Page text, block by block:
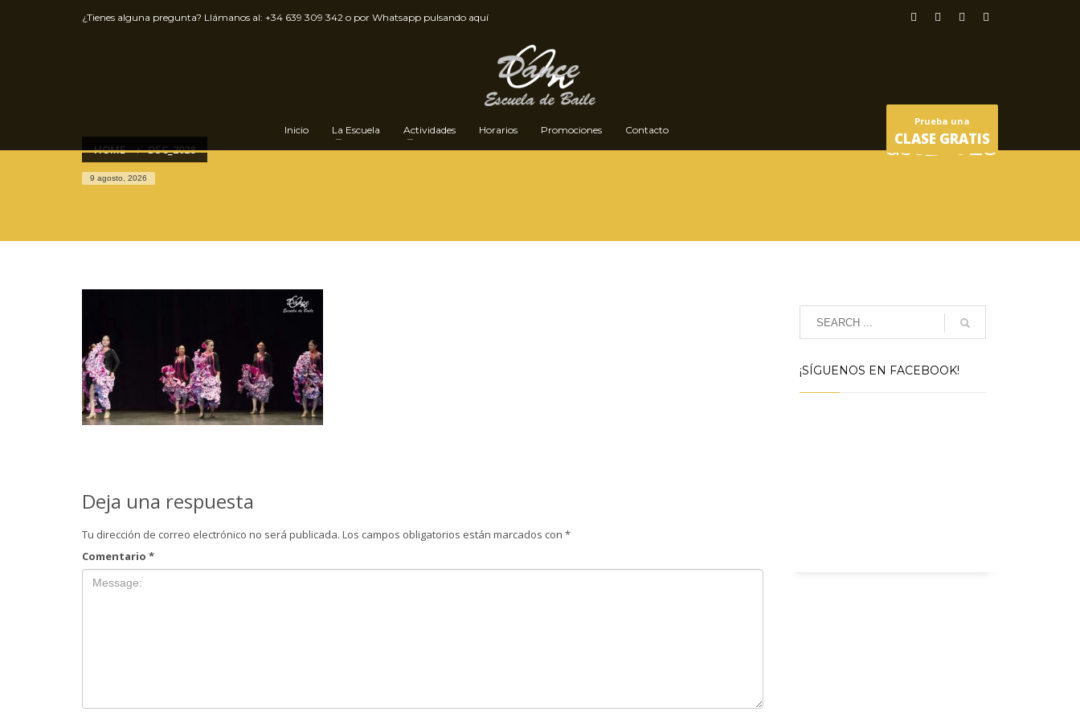
¿Tienes alguna pregunta? Llámanos al: +34 639 309 342 o por Whatsapp pulsando aquí
Inicio La Escuela Actividades Horarios Promociones Contacto
Prueba una
CLASE GRATIS
HOME DSC_2028
9 agosto, 2026
dsc_2028
Deja una respuesta
Tu dirección de correo electrónico no será publicada. Los campos obligatorios están marcados con *
Comentario *
¡SÍGUENOS EN FACEBOOK!